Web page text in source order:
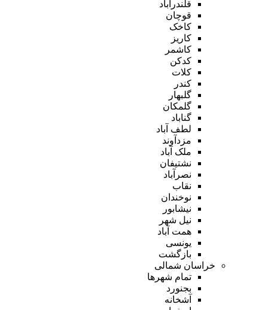
قلندرآباد
قوچان
کاخک
کاریز
کاشمر
کدکن
کلات
کندر
گلبهار
گلمکان
گناباد
لطف آباد
مزدآوند
ملک آباد
نشتیفان
نصرآباد
نقاب
نوخندان
نیشابور
نیل شهر
همت آباد
یونسی
بازگشت
خراسان شمالی
تمام شهر‌ها
بجنورد
آشخانه